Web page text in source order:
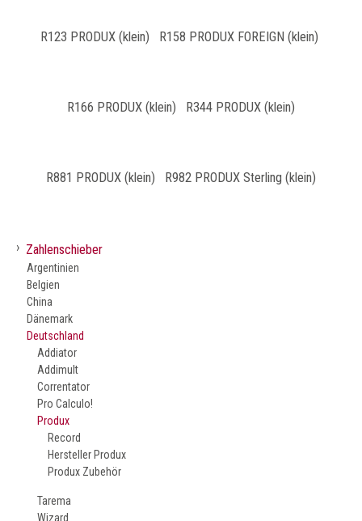
R123 PRODUX (klein) R158 PRODUX FOREIGN (klein)
R166 PRODUX (klein) R344 PRODUX (klein)
R881 PRODUX (klein) R982 PRODUX Sterling (klein)
› Zahlenschieber
Argentinien
Belgien
China
Dänemark
Deutschland
Addiator
Addimult
Correntator
Pro Calculo!
Produx
Record
Hersteller Produx
Produx Zubehör
Tarema
Wizard